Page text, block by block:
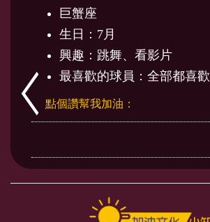
巨蟹座
生日：7月
興趣：跳舞、看影片
最喜歡的球員：全部都喜歡
點個讚幫我加油：